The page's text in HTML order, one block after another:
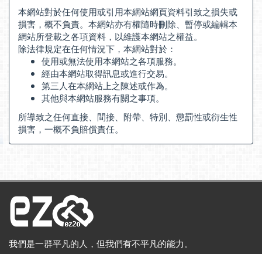
本網站對於任何使用或引用本網站網頁資料引致之損失或
損害，概不負責。本網站亦有權隨時刪除、暫停或編輯本
網站所登載之各項資料，以維護本網站之權益。
除法律規定在任何情況下，本網站對於：
使用或無法使用本網站之各項服務。
經由本網站取得訊息或進行交易。
第三人在本網站上之陳述或作為。
其他與本網站服務有關之事項。
所導致之任何直接、間接、附帶、特別、懲罰性或衍生性
損害，一概不負賠償責任。
我們是一群平凡的人，但我們有不平凡的能力。